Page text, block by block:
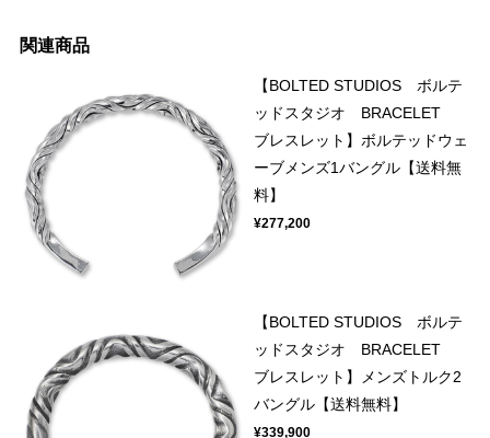
関連商品
【BOLTED STUDIOS ボルテ
ッドスタジオ BRACELET
ブレスレット】ボルテッドウェ
ーブメンズ1バングル【送料無
料】
¥277,200
【BOLTED STUDIOS ボルテ
ッドスタジオ BRACELET
ブレスレット】メンズトルク2
バングル【送料無料】
¥339,900